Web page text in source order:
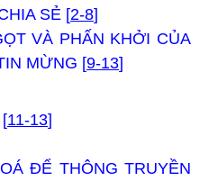
SẺ [2-8]
VÀ PHẤN KHỞI CỦA
MỪNG [9-13]
11-13]
ĐỂ THÔNG TRUYỀN